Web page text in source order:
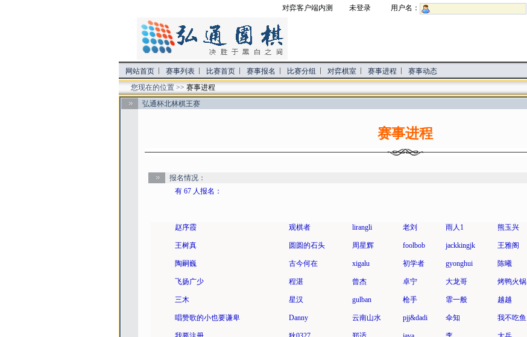
对弈客户端内测 未登录 用户名：
网站首页 赛事列表 比赛首页 赛事报名 比赛分组 对弈棋室 赛事进程
赛事动态
您现在的位置 >> 赛事进程
弘通杯北林棋王赛
赛事进程
报名情况：
有 67 人报名：
赵序霞 观棋者 lirangli 老刘 雨人1 熊玉兴
王树真 圆圆的石头 周星辉 foolbob jackkingjk 王雅阁
陶嗣巍 古今何在 xigalu 初学者 gyonghui 陈曦
飞扬广少 程湛 曾杰 卓宁 大龙哥 烤鸭火锅
三木 星汉 gulban 枪手 霏一般 越越
唱赞歌的小也要谦卑 Danny 云南山水 pjj&dadi 伞知 我不吃鱼